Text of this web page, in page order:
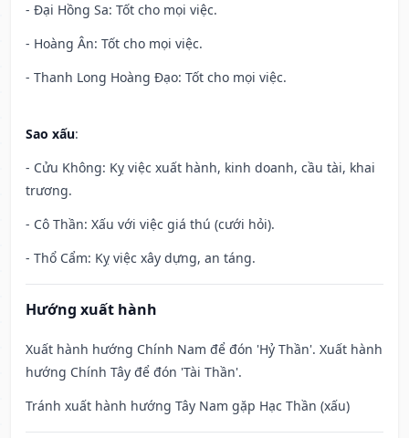
- Đại Hồng Sa: Tốt cho mọi việc.
- Hoàng Ân: Tốt cho mọi việc.
- Thanh Long Hoàng Đạo: Tốt cho mọi việc.
Sao xấu:
- Cửu Không: Kỵ việc xuất hành, kinh doanh, cầu tài, khai
trương.
- Cô Thần: Xấu với việc giá thú (cưới hỏi).
- Thổ Cẩm: Kỵ việc xây dựng, an táng.
Hướng xuất hành
Xuất hành hướng Chính Nam để đón 'Hỷ Thần'. Xuất hành
hướng Chính Tây để đón 'Tài Thần'.
Tránh xuất hành hướng Tây Nam gặp Hạc Thần (xấu)